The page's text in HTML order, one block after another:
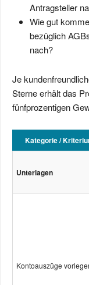
Antragsteller
Wie gut
bezüglich
nach?
Je
Sterne erhält das
fünfprozentigen
Kategorie /
Unterlagen
Kontoauszüge